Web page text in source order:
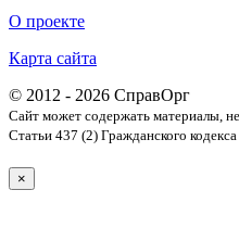
О проекте
Карта сайта
© 2012 - 2026 СправОрг
Сайт может содержать материалы,
Статьи 437 (2) Гражданского
×